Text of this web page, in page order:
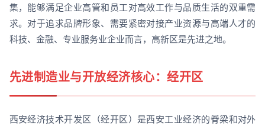
集，能够满足企业高管和员工对高效工作与品质生活的双重需
求。对于追求品牌形象、需要紧密对接产业资源与高端人才的
科技、金融、专业服务业企业而言，高新区是先进之地。
先进制造业与开放经济核心：经开区
西安经济技术开发区（经开区）是西安工业经济的脊梁和对外